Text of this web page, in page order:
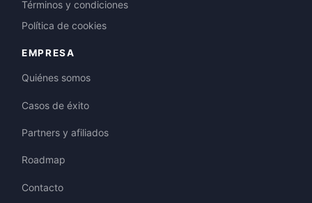
Términos y condiciones
Política de cookies
EMPRESA
Quiénes somos
Casos de éxito
Partners y afiliados
Roadmap
Contacto